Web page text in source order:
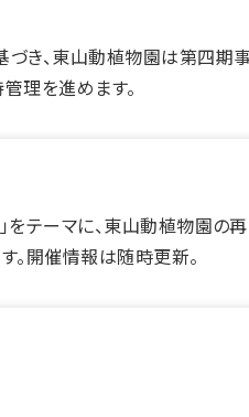
き、東山動植物園は第四期
理を進めます。
をテーマに、東山動植物園
。開催情報は随時更新。